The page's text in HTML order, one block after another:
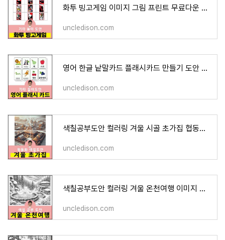
화투 빙고게임 이미지 그림 프린트 무료다운 도안
uncledison.com
영어 한글 낱말카드 플래시카드 만들기 도안 과일 동물 이미지 프린트 무료다운 어르신 노인 유
uncledison.com
색칠공부도안 컬러링 겨울 시골 초가집 협동화 이미지 색칠하기 프린트 무료다운 어르신 노인
uncledison.com
색칠공부도안 컬러링 겨울 온천여행 이미지 색칠하기 프린트 무료다운 어르신 노인 유아 인지프
uncledison.com